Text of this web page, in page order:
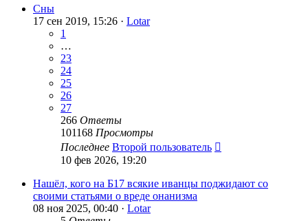
Сны
17 сен 2019, 15:26 · Lotar
1
…
23
24
25
26
27
266 Ответы
101168 Просмотры
Последнее Второй пользователь
10 фев 2026, 19:20
Нашёл, кого на Б17 всякие иванцы поджидают со
своими статьями о вреде онанизма
08 ноя 2025, 00:40 · Lotar